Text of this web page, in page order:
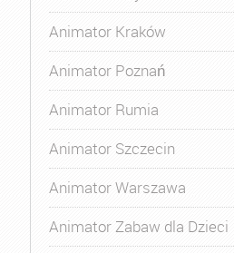
Animator Kraków
Animator Poznań
Animator Rumia
Animator Szczecin
Animator Warszawa
Animator Zabaw dla Dzieci